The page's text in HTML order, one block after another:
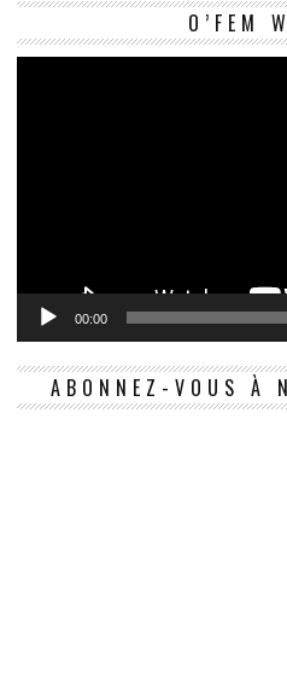
O’FEM
00:00
ABONNEZ-VOUS À